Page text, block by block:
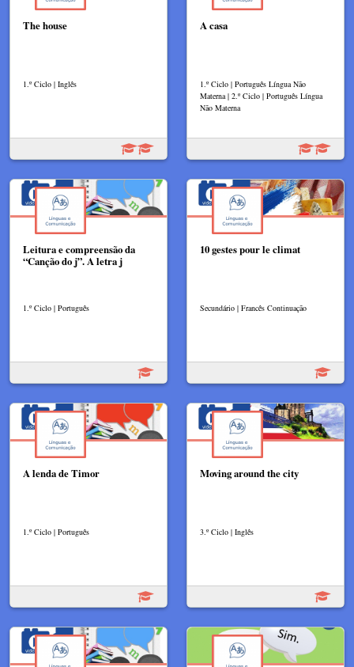
The house
1.º Ciclo | Inglês
A casa
1.º Ciclo | Português Língua Não
Materna | 2.º Ciclo | Português Língua
Não Materna
Leitura e compreensão da
“Canção do j”. A letra j
1.º Ciclo | Português
10 gestes pour le climat
Secundário | Francês Continuação
A lenda de Timor
1.º Ciclo | Português
Moving around the city
3.º Ciclo | Inglês